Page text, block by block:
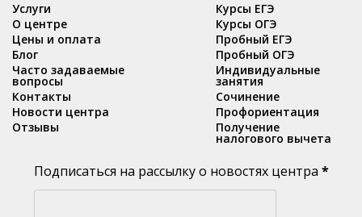
Подписаться на рассылку о новостях центра *
Услуги
О центре
Цены и оплата
Блог
Часто задаваемые
вопросы
Контакты
Новости центра
Отзывы
Курсы ЕГЭ
Курсы ОГЭ
Пробный ЕГЭ
Пробный ОГЭ
Индивидуальные
занятия
Сочинение
Профориентация
Получение
налогового вычета